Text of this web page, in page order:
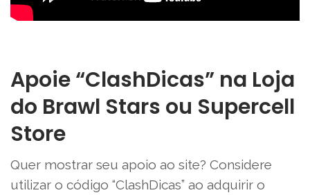
Apoie “ClashDicas” na Loja
do Brawl Stars ou Supercell
Store
Quer mostrar seu apoio ao site? Considere
utilizar o código “ClashDicas” ao adquirir o